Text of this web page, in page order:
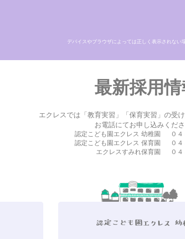
デバイスやブラウザによっては正しく表示されない
最新採用情
エクレスでは「教育実習」「保育実習」の受
お電話にてお申し込みくださ
認定こども園エクレス 幼稚園
０
認定こども園エクレス 保育園
０
エクレスすみれ保育園
０